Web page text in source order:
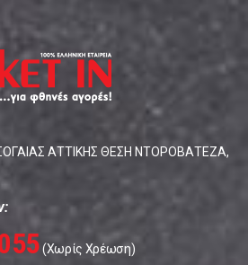
ΑΤΤΙΚΗΣ ΘΕΣΗ ΝΤΟΡΟΒΑΤΕΖΑ,
(Χωρίς Χρέωση)